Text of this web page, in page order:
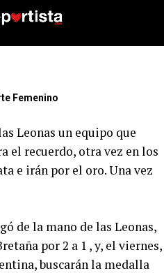
Femenino
Leonas un equipo que
el recuerdo, otra vez en los
e irán por el oro. Una vez
de la mano de las Leonas,
por 2 a 1 , y, el viernes,
buscarán la medalla